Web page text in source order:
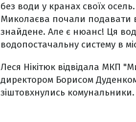
без води у кранах своїх
Миколаєва почали подавати
знайдене. Але є нюанс! Ця
водопостачальну систему в
Леся Нікітюк відвідала МКП
директором Борисом
зіштовхнулись комунальники.